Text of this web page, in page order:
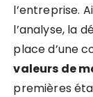
l’entreprise.
l’analyse, la
place d’une
valeurs de
premières